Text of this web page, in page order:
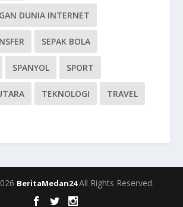
DUNIA INTERNET
SEPAK BOLA
SPANYOL SPORT
TEKNOLOGI TRAVEL
BeritaMedan24All Rights Reserved.